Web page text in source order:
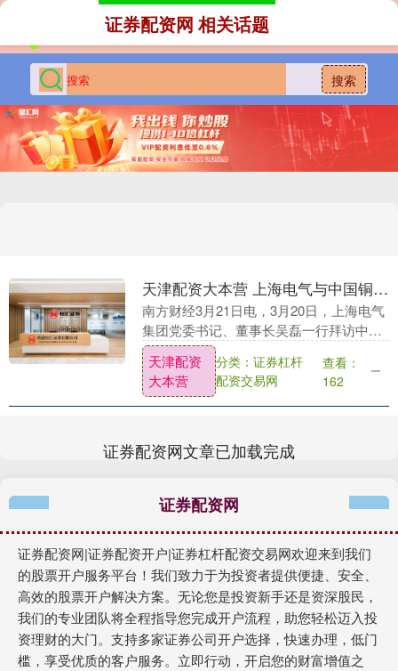
搜索
证券配资网 相关话题
天津配资大本营 上海电气与中国铜业共商“十五五”战略合作新机遇
南方财经3月21日电，3月20日，上海电气
集团党委书记、董事长吴磊一行拜访中国
铜业有限公司（简称“中国铜业”），与中
国铜业党委书记、总经理冀树军举行会
谈。双方就....
天津配资
大本营
分类：证券杠杆
配资交易网
查看：
162
证券配资网文章已加载完成
证券配资网
证券配资网|证券配资开户|证券杠杆配资交易网欢迎来到我们
的股票开户服务平台！我们致力于为投资者提供便捷、安全、
高效的股票开户解决方案。无论您是投资新手还是资深股民，
我们的专业团队将全程指导您完成开户流程，助您轻松迈入投
资理财的大门。支持多家证券公司开户选择，快速办理，低门
槛，享受优质的客户服务。立即行动，开启您的财富增值之